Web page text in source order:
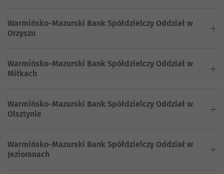
Warmińsko-Mazurski Bank Spółdzielczy Oddział w
Orzyszu
Warmińsko-Mazurski Bank Spółdzielczy Oddział w
Miłkach
Warmińsko-Mazurski Bank Spółdzielczy Oddział w
Olsztynie
Warmińsko-Mazurski Bank Spółdzielczy Oddział w
Jezioranach